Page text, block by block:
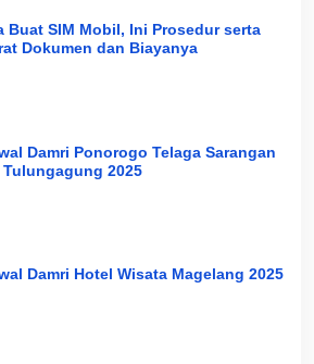
Buat SIM Mobil, Ini Prosedur serta
Dokumen dan Biayanya
Damri Ponorogo Telaga Sarangan
2025
Damri Hotel Wisata Magelang 2025